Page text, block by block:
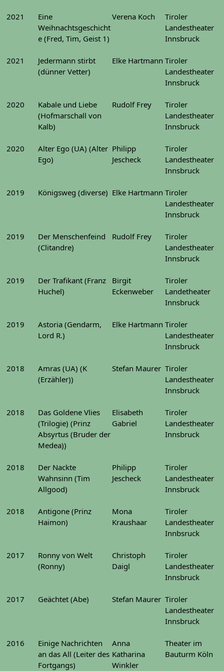
2021
Eine
Weihnachtsgeschicht
e (Fred, Tim, Geist 1)
Verena Koch
Tiroler
Landestheater
Innsbruck
2021
Jedermann stirbt
(dünner Vetter)
Elke Hartmann Tiroler
Landestheater
Innsbruck
2020
Kabale und Liebe
(Hofmarschall von
Kalb)
Rudolf Frey
Tiroler
Landestheater
Innsbruck
2020
Alter Ego (UA) (Alter
Ego)
Philipp
Jescheck
Tiroler
Landestheater
Innsbruck
2019 Königsweg (diverse) Elke Hartmann Tiroler
Landestheater
Innsbruck
2019
Der Menschenfeind
(Clitandre)
Rudolf Frey
Tiroler
Landestheater
Innsbruck
2019
Der Trafikant (Franz
Huchel)
Birgit
Eckenweber
Tiroler
Landetheater
Innsbruck
2019
Astoria (Gendarm,
Lord R.)
Elke Hartmann Tiroler
Landestheater
Innsbruck
2018
Amras (UA) (K
(Erzähler))
Stefan Maurer Tiroler
Landestheater
Innsbruck
2018
Das Goldene Vlies
(Trilogie) (Prinz
Absyrtus (Bruder der
Medea))
Elisabeth
Gabriel
Tiroler
Landestheater
Innsbruck
2018
Der Nackte
Wahnsinn (Tim
Allgood)
Philipp
Jescheck
Tiroler
Landestheater
Innsbruck
2018
Antigone (Prinz
Haimon)
Mona
Kraushaar
Tiroler
Landestheater
Innbsruck
2017
Ronny von Welt
(Ronny)
Christoph
Daigl
Tiroler
Landestheater
Innsbruck
2017 Geächtet (Abe) Stefan Maurer Tiroler
Landestheater
Innsbruck
2016
Einige Nachrichten
an das All (Leiter des
Fortgangs)
Anna
Katharina
Winkler
Theater im
Bauturm Köln